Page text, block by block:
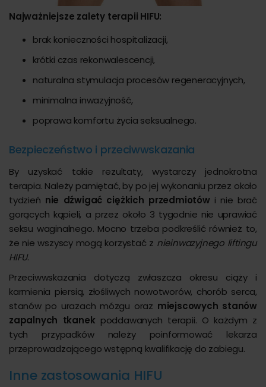
Najważniejsze zalety terapii HIFU:
brak konieczności hospitalizacji,
krótki czas rekonwalescencji,
naturalna stymulacja procesów regeneracyjnych,
minimalna inwazyjność,
poprawa komfortu życia seksualnego.
Bezpieczeństwo i przeciwwskazania
By uzyskać takie rezultaty, wystarczy jednokrotna
terapia. Należy pamiętać, by po jej wykonaniu przez około
tydzień nie dźwigać ciężkich przedmiotówi nie brać
gorących kąpieli, a przez około 3 tygodnie nie uprawiać
seksu waginalnego. Mocno trzeba podkreślić również to,
że nie wszyscy mogą korzystać z nieinwazyjnego liftingu
HIFU.
Przeciwwskazania dotyczą zwłaszcza okresu ciąży i
karmienia piersią, złośliwych nowotworów, chorób serca,
stanów po urazach mózgu oraz miejscowych stanów
zapalnych tkanek poddawanych terapii. O każdym z
tych przypadków należy poinformować lekarza
przeprowadzającego wstępną kwalifikację do zabiegu.
Inne zastosowania HIFU